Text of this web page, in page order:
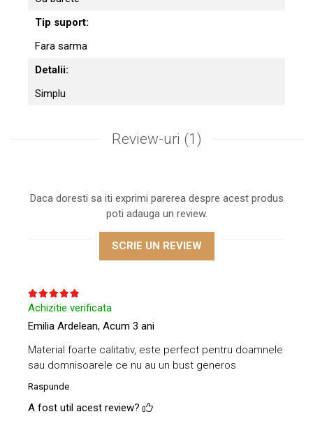
Tip suport:
Fara sarma
Detalii:
Simplu
Review-uri (1)
Daca doresti sa iti exprimi parerea despre acest produs
poti adauga un review.
SCRIE UN REVIEW
Achizitie verificata
Emilia Ardelean, Acum 3 ani
Material foarte calitativ, este perfect pentru doamnele
sau domnisoarele ce nu au un bust generos
Raspunde
A fost util acest review?